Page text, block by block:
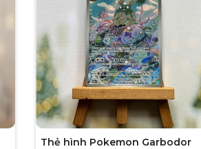
Thẻ hình Pokemon Garbodor